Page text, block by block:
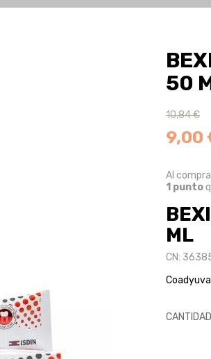
50
10,84 €
9,00
Al
1 punto
ML
CN:
CANTIDAD